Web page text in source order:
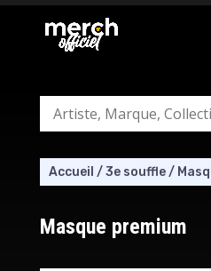
Accueil /3e souffle/
Masque premium